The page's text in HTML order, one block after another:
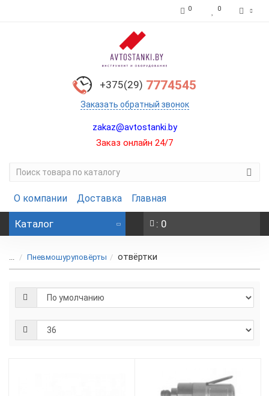
0 0
+375(29) 7774545
Заказать обратный звонок
zakaz@avtostanki.by
Заказ онлайн 24/7
О компании Доставка Главная
Каталог : 0
... Пневмошуруповёрты отвёртки